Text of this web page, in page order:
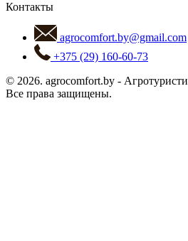
Контакты
agrocomfort.by@gmail.com
+375 (29) 160-60-73
© 2026. agrocomfort.by -
Все права защищены.